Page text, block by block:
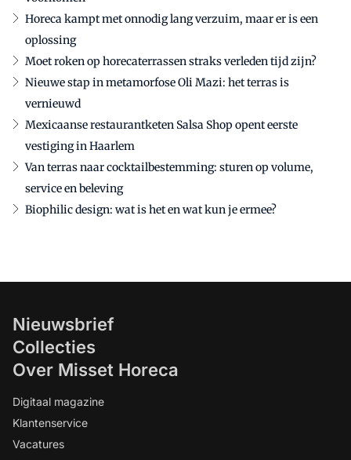
Horeca kampt met onnodig lang verzuim, maar er is een
oplossing
Moet roken op horecaterrassen straks verleden tijd zijn?
Nieuwe stap in metamorfose Oli Mazi: het terras is
vernieuwd
Mexicaanse restaurantketen Salsa Shop opent eerste
vestiging in Haarlem
Van terras naar cocktailbestemming: sturen op volume,
service en beleving
Biophilic design: wat is het en wat kun je ermee?
Nieuwsbrief
Collecties
Over Misset Horeca
Digitaal magazine
Klantenservice
Vacatures